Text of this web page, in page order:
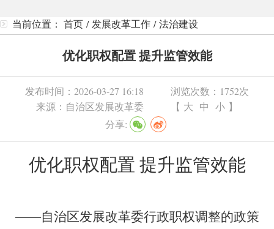
当前位置： 首页 / 发展改革工作 /法治建设
优化职权配置 提升监管效能
发布时间： 2026-03-27 16:18 浏览次数： 1752次
来源： 自治区发展改革委 【 大 中 小 】
分享:
优化职权配置 提升监管效能
——自治区发展改革委行政职权调整的政策